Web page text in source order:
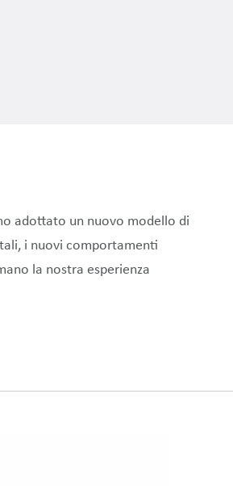
adottato un nuovo modello di
i nuovi comportamenti
la nostra esperienza